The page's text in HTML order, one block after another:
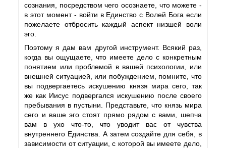
сознания, посредством чего осознаете, что можете -
в этот момент - войти в Единство с Волей Бога если
пожелаете отбросить каждый аспект низшей воли
эго.
Поэтому я дам вам другой инструмент. Всякий раз,
когда вы ощущаете, что имеете дело с конкретным
понятием или проблемой в вашей психологии, или
внешней ситуацией, или побуждением, помните, что
вы подвергаетесь искушению князя мира сего, так
же как Иисус подвергался искушению после своего
пребывания в пустыни. Представьте, что князь мира
сего и ваше эго стоят прямо рядом с вами, шепча
вам в ухо что-то, что уводит вас от чувства
внутреннего Единства. А затем создайте для себя, в
зависимости от ситуации, с которой вы имеете дело,